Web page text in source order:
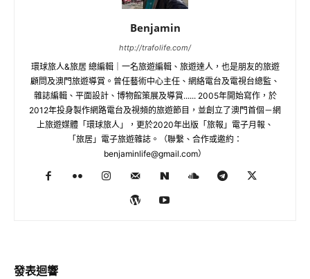
Benjamin
http://trafolife.com/
環球旅人&旅居 總編輯｜一名旅遊編輯、旅遊達人，也是朋友的旅遊
顧問及澳門旅遊導賞。曾任藝術中心主任、網絡電台及電視台總監、
雜誌編輯、平面設計、博物館策展及導賞...... 2005年開始寫作，於
2012年投身製作網路電台及視頻的旅遊節目，並創立了澳門首個－網
上旅遊媒體「環球旅人」，更於2020年出版「旅報」電子月報、
「旅居」電子旅遊雜誌。（聯繫、合作或邀約：
benjaminlife@gmail.com）
發表迴響